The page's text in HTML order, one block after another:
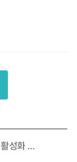
농산물 도매시장의 예약거래 도입 및 활성화 방안